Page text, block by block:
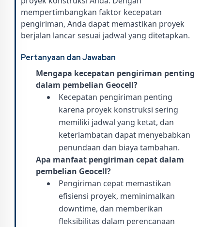
mempertimbangkan faktor kecepatan
pengiriman, Anda dapat memastikan proyek
berjalan lancar sesuai jadwal yang ditetapkan.
Pertanyaan dan Jawaban
Mengapa kecepatan pengiriman penting
dalam pembelian Geocell?
Kecepatan pengiriman penting
karena proyek konstruksi sering
memiliki jadwal yang ketat, dan
keterlambatan dapat menyebabkan
penundaan dan biaya tambahan.
Apa manfaat pengiriman cepat dalam
pembelian Geocell?
Pengiriman cepat memastikan
efisiensi proyek, meminimalkan
downtime, dan memberikan
fleksibilitas dalam perencanaan